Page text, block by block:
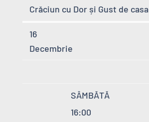
Crăciun cu Dor și Gust de casa
16
Decembrie
SÂMBĂTĂ
16:00